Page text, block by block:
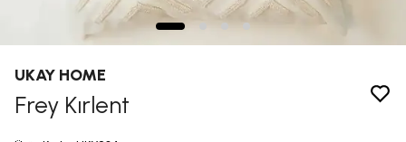
UKAY HOME
Frey Kırlent